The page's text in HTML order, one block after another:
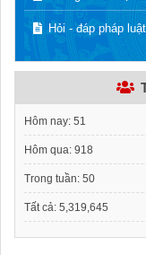
Hỏi - đáp pháp luật
Hôm nay: 51
Hôm qua: 918
Trong tuần: 50
Tất cả: 5,319,645